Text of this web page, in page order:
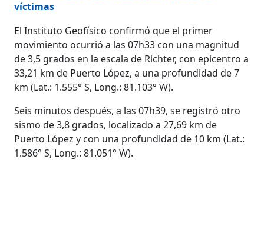
víctimas
El Instituto Geofísico confirmó que el primer
movimiento ocurrió a las 07h33 con una magnitud
de 3,5 grados en la escala de Richter, con epicentro a
33,21 km de Puerto López, a una profundidad de 7
km (Lat.: 1.555° S, Long.: 81.103° W).
Seis minutos después, a las 07h39, se registró otro
sismo de 3,8 grados, localizado a 27,69 km de
Puerto López y con una profundidad de 10 km (Lat.:
1.586° S, Long.: 81.051° W).